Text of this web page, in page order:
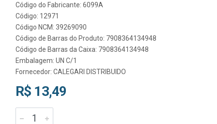
Código do Fabricante: 6099A
Código: 12971
Código NCM: 39269090
Código de Barras do Produto: 7908364134948
Código de Barras da Caixa: 7908364134948
Embalagem: UN C/1
Fornecedor: CALEGARI DISTRIBUIDO
R$ 13,49